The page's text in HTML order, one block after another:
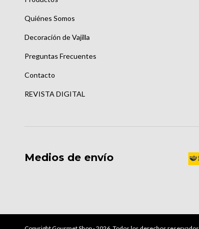
Quiénes Somos
Decoración de Vajilla
Preguntas Frecuentes
Contacto
REVISTA DIGITAL
Medios de envío